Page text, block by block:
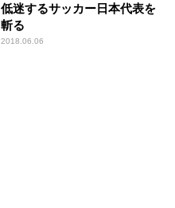
低迷するサッカー日本代表を
斬る
2018.06.06